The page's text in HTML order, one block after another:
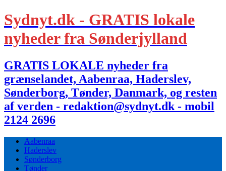
Sydnyt.dk - GRATIS lokale
nyheder fra Sønderjylland
GRATIS LOKALE nyheder fra
grænselandet, Aabenraa, Haderslev,
Sønderborg, Tønder, Danmark, og resten
af verden - redaktion@sydnyt.dk - mobil
2124 2696
Aabenraa
Haderslev
Sønderborg
Tønder